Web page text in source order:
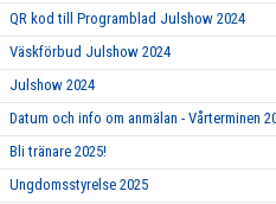
QR kod till Programblad Julshow 2024
Väskförbud Julshow 2024
Julshow 2024
Datum och info om anmälan - Vårterminen
Bli tränare 2025!
Ungdomsstyrelse 2025